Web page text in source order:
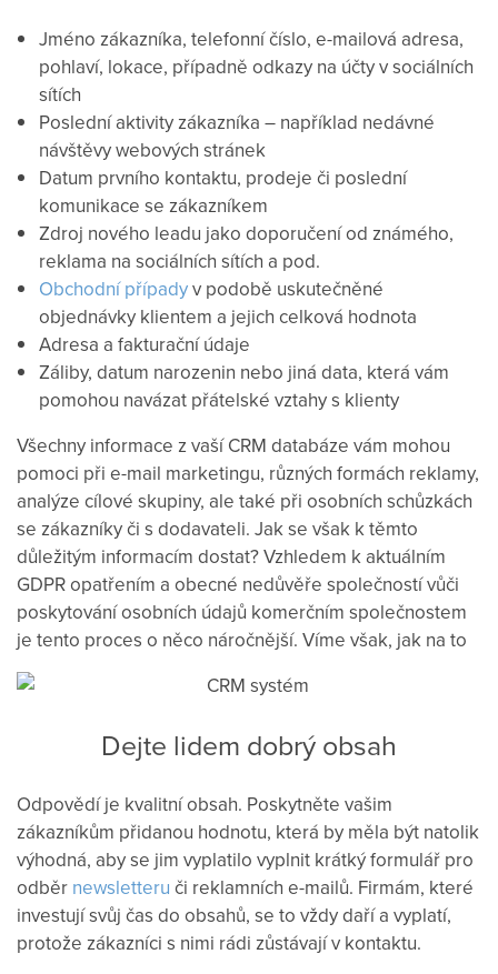
Jméno zákazníka, telefonní číslo, e-mailová adresa,
pohlaví, lokace, případně odkazy na účty v sociálních
sítích
Poslední aktivity zákazníka – například nedávné
návštěvy webových stránek
Datum prvního kontaktu, prodeje či poslední
komunikace se zákazníkem
Zdroj nového leadu jako doporučení od známého,
reklama na sociálních sítích a pod.
Obchodní případyv podobě uskutečněné
objednávky klientem a jejich celková hodnota
Adresa a fakturační údaje
Záliby, datum narozenin nebo jiná data, která vám
pomohou navázat přátelské vztahy s klienty
Všechny informace z vaší CRM databáze vám mohou
pomoci při e-mail marketingu, různých formách reklamy,
analýze cílové skupiny, ale také při osobních schůzkách
se zákazníky či s dodavateli. Jak se však k těmto
důležitým informacím dostat? Vzhledem k aktuálním
GDPR opatřením a obecné nedůvěře společností vůči
poskytování osobních údajů komerčním společnostem
je tento proces o něco náročnější. Víme však, jak na to
Dejte lidem dobrý obsah
Odpovědí je kvalitní obsah. Poskytněte vašim
zákazníkům přidanou hodnotu, která by měla být natolik
výhodná, aby se jim vyplatilo vyplnit krátký formulář pro
odběr newsletteru či reklamních e-mailů. Firmám, které
investují svůj čas do obsahů, se to vždy daří a vyplatí,
protože zákazníci s nimi rádi zůstávají v kontaktu.